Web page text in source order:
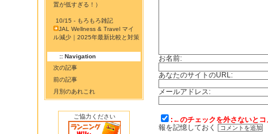
置が低すぎる！）
10/15 - もろもろ雑記
JAL Wellness & Travel マイ
ル減少｜2025年最新比較と対策
:: Navigation
次の記事
前の記事
月別のあれこれ
ご協力ください
お名前:
あなたのサイトのURL:
メールアドレス:
:←のチェックを外さないと
報を記憶しておく